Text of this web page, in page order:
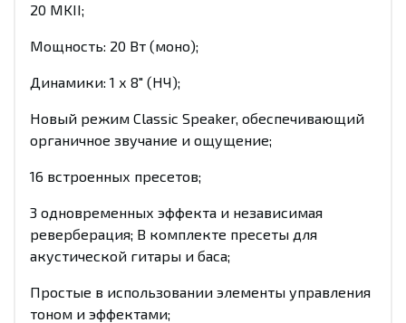
20 MKII;
Мощность: 20 Вт (моно);
Динамики: 1 х 8" (НЧ);
Новый режим Classic Speaker, обеспечивающий
органичное звучание и ощущение;
16 встроенных пресетов;
3 одновременных эффекта и независимая
реверберация; В комплекте пресеты для
акустической гитары и баса;
Простые в использовании элементы управления
тоном и эффектами;